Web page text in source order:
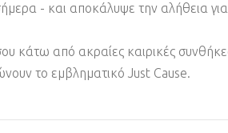
- και αποκάλυψε την αλήθεια
κάτω από ακραίες καιρικές
το εμβληματικό Just Cause.